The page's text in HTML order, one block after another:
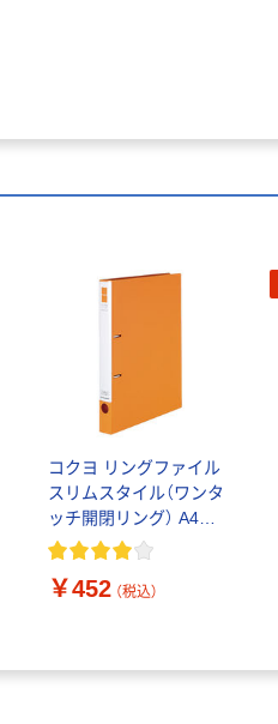
コクヨ リングファイル
スリムスタイル（ワンタ
ッチ開閉リング） A4タ
テ 丸型2穴 背幅33mm
URF430NYR 1冊
￥452 （税込）